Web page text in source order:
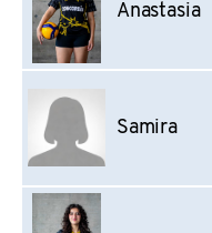
Anastasia
Samira